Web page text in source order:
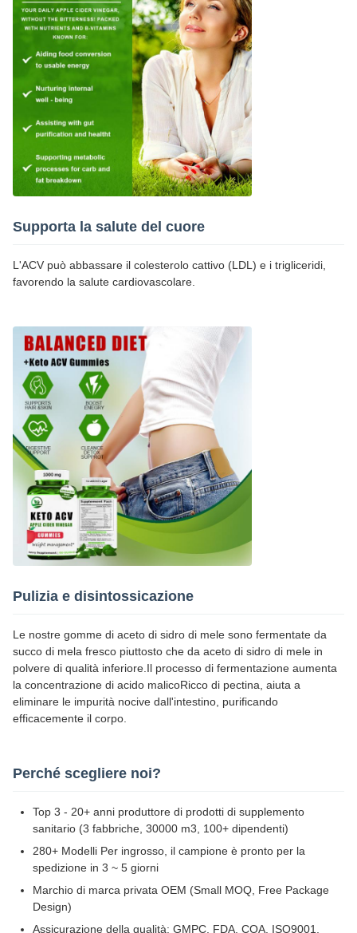
Supporta la salute del cuore
L'ACV può abbassare il colesterolo cattivo (LDL) e i trigliceridi,
favorendo la salute cardiovascolare.
Pulizia e disintossicazione
Le nostre gomme di aceto di sidro di mele sono fermentate da
succo di mela fresco piuttosto che da aceto di sidro di mele in
polvere di qualità inferiore.Il processo di fermentazione aumenta
la concentrazione di acido malicoRicco di pectina, aiuta a
eliminare le impurità nocive dall'intestino, purificando
efficacemente il corpo.
Perché scegliere noi?
Top 3 - 20+ anni produttore di prodotti di supplemento
sanitario (3 fabbriche, 30000 m3, 100+ dipendenti)
280+ Modelli Per ingrosso, il campione è pronto per la
spedizione in 3 ~ 5 giorni
Marchio di marca privata OEM (Small MOQ, Free Package
Design)
Assicurazione della qualità: GMPC, FDA, COA, ISO9001,